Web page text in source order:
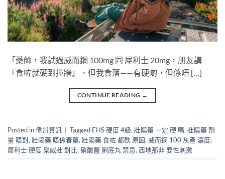
「藥師，我試過威而鋼 100mg​ 同 犀利士 20mg，朋友講
『食咗就硬到撞牆』，但我食落——有硬啲，但係唔 […]
CONTINUE READING →
Posted in偉哥資訊 Tagged EHS 硬度 4級, 壯陽藥 一定 硬 嗎, 壯陽藥 劑
量 唔對, 壯陽藥 唔係春藥, 壯陽藥 食咗 都軟 原因, 威而鋼 100 灰產 濃度,
犀利士 硬度 樂威壯 對比, 硝酸鹽 脷底丸 禁忌, 西地那非 要性刺激